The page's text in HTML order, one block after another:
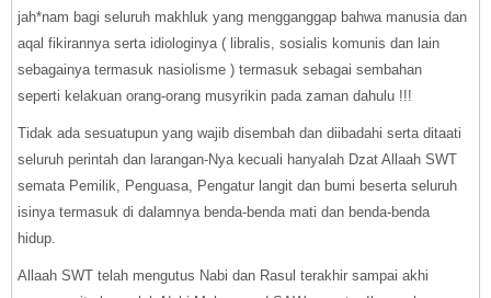
jah*nam bagi seluruh makhluk yang mengganggap bahwa manusia dan
aqal fikirannya serta idiologinya ( libralis, sosialis komunis dan lain
sebagainya termasuk nasiolisme ) termasuk sebagai sembahan
seperti kelakuan orang-orang musyrikin pada zaman dahulu !!!
Tidak ada sesuatupun yang wajib disembah dan diibadahi serta ditaati
seluruh perintah dan larangan-Nya kecuali hanyalah Dzat Allaah SWT
semata Pemilik, Penguasa, Pengatur langit dan bumi beserta seluruh
isinya termasuk di dalamnya benda-benda mati dan benda-benda
hidup.
Allaah SWT telah mengutus Nabi dan Rasul terakhir sampai akhi